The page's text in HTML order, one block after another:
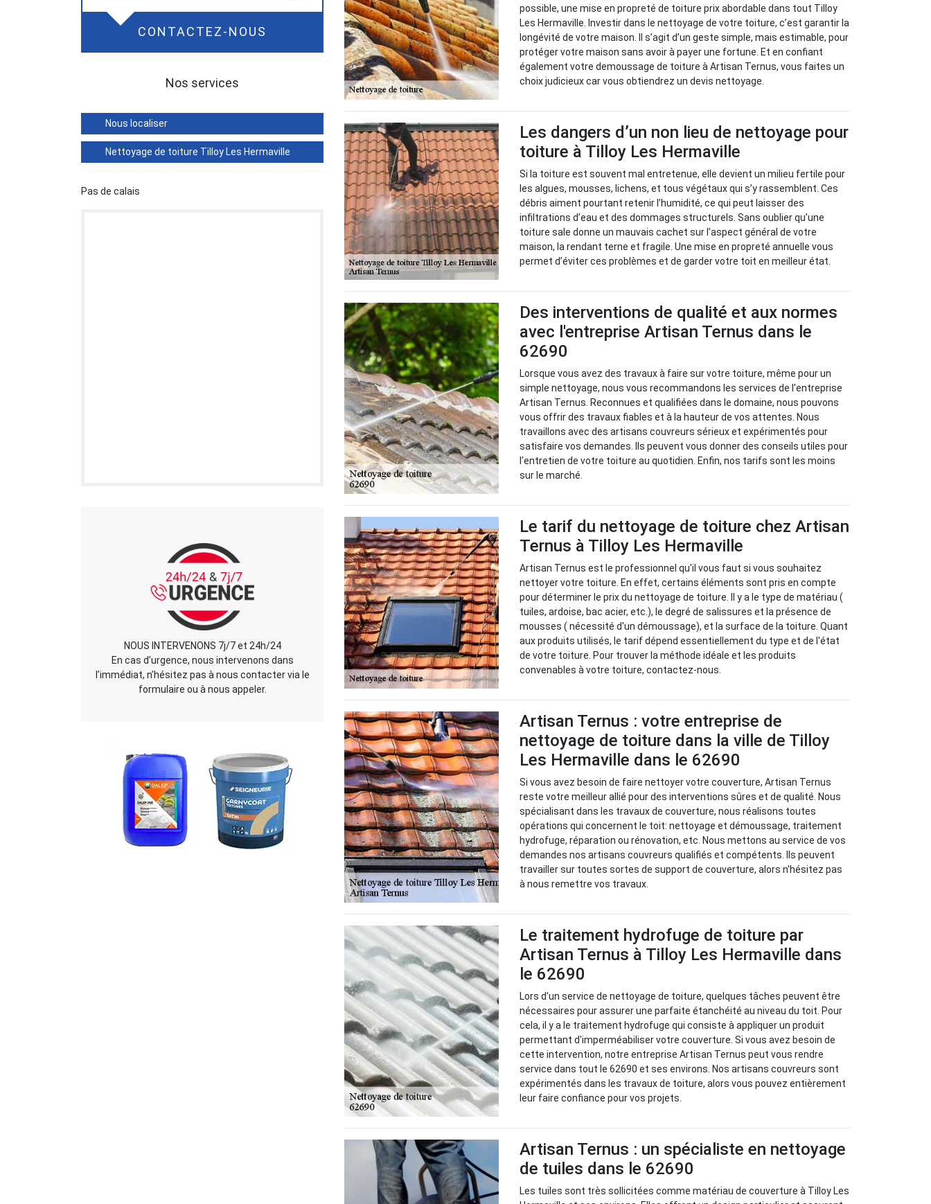
CONTACTEZ-NOUS
Nos services
Nous localiser
Nettoyage de toiture Tilloy Les Hermaville
Pas de calais
NOUS INTERVENONS 7j/7 et 24h/24
En cas d’urgence, nous intervenons dans
l’immédiat, n’hésitez pas à nous contacter via le
formulaire ou à nous appeler.
possible, une mise en propreté de toiture prix abordable dans tout Tilloy
Les Hermaville. Investir dans le nettoyage de votre toiture, c’est garantir la
longévité de votre maison. Il s’agit d’un geste simple, mais estimable, pour
protéger votre maison sans avoir à payer une fortune. Et en confiant
également votre demoussage de toiture à Artisan Ternus, vous faites un
choix judicieux car vous obtiendrez un devis nettoyage.
Les dangers d’un non lieu de nettoyage pour
toiture à Tilloy Les Hermaville
Si la toiture est souvent mal entretenue, elle devient un milieu fertile pour
les algues, mousses, lichens, et tous végétaux qui s’y rassemblent. Ces
débris aiment pourtant retenir l’humidité, ce qui peut laisser des
infiltrations d’eau et des dommages structurels. Sans oublier qu’une
toiture sale donne un mauvais cachet sur l’aspect général de votre
maison, la rendant terne et fragile. Une mise en propreté annuelle vous
permet d’éviter ces problèmes et de garder votre toit en meilleur état.
Des interventions de qualité et aux normes
avec l'entreprise Artisan Ternus dans le
62690
Lorsque vous avez des travaux à faire sur votre toiture, même pour un
simple nettoyage, nous vous recommandons les services de l'entreprise
Artisan Ternus. Reconnues et qualifiées dans le domaine, nous pouvons
vous offrir des travaux fiables et à la hauteur de vos attentes. Nous
travaillons avec des artisans couvreurs sérieux et expérimentés pour
satisfaire vos demandes. Ils peuvent vous donner des conseils utiles pour
l'entretien de votre toiture au quotidien. Enfin, nos tarifs sont les moins
sur le marché.
Le tarif du nettoyage de toiture chez Artisan
Ternus à Tilloy Les Hermaville
Artisan Ternus est le professionnel qu'il vous faut si vous souhaitez
nettoyer votre toiture. En effet, certains éléments sont pris en compte
pour déterminer le prix du nettoyage de toiture. Il y a le type de matériau (
tuiles, ardoise, bac acier, etc.), le degré de salissures et la présence de
mousses ( nécessité d'un démoussage), et la surface de la toiture. Quant
aux produits utilisés, le tarif dépend essentiellement du type et de l'état
de votre toiture. Pour trouver la méthode idéale et les produits
convenables à votre toiture, contactez-nous.
Artisan Ternus : votre entreprise de
nettoyage de toiture dans la ville de Tilloy
Les Hermaville dans le 62690
Si vous avez besoin de faire nettoyer votre couverture, Artisan Ternus
reste votre meilleur allié pour des interventions sûres et de qualité. Nous
spécialisant dans les travaux de couverture, nous réalisons toutes
opérations qui concernent le toit: nettoyage et démoussage, traitement
hydrofuge, réparation ou rénovation, etc. Nous mettons au service de vos
demandes nos artisans couvreurs qualifiés et compétents. Ils peuvent
travailler sur toutes sortes de support de couverture, alors n'hésitez pas
à nous remettre vos travaux.
Le traitement hydrofuge de toiture par
Artisan Ternus à Tilloy Les Hermaville dans
le 62690
Lors d'un service de nettoyage de toiture, quelques tâches peuvent être
nécessaires pour assurer une parfaite étanchéité au niveau du toit. Pour
cela, il y a le traitement hydrofuge qui consiste à appliquer un produit
permettant d'imperméabiliser votre couverture. Si vous avez besoin de
cette intervention, notre entreprise Artisan Ternus peut vous rendre
service dans tout le 62690 et ses environs. Nos artisans couvreurs sont
expérimentés dans les travaux de toiture, alors vous pouvez entièrement
leur faire confiance pour vos projets.
Artisan Ternus : un spécialiste en nettoyage
de tuiles dans le 62690
Les tuiles sont très sollicitées comme matériau de couverture à Tilloy Les